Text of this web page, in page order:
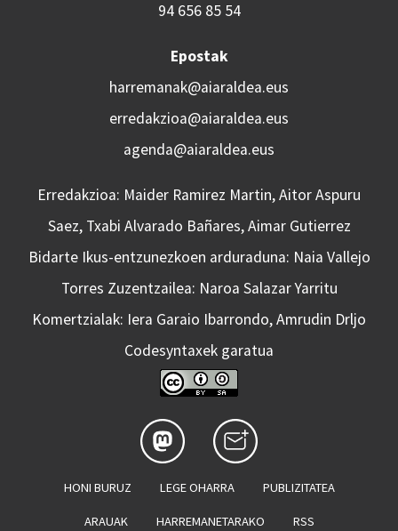
94 656 85 54
Epostak
harremanak@aiaraldea.eus
erredakzioa@aiaraldea.eus
agenda@aiaraldea.eus
Erredakzioa: Maider Ramirez Martin, Aitor Aspuru
Saez, Txabi Alvarado Bañares, Aimar Gutierrez
Bidarte Ikus-entzunezkoen arduraduna: Naia Vallejo
Torres Zuzentzailea: Naroa Salazar Yarritu
Komertzialak: Iera Garaio Ibarrondo, Amrudin Drljo
Codesyntaxek garatua
HONI BURUZ LEGE OHARRA PUBLIZITATEA
ARAUAK HARREMANETARAKO RSS